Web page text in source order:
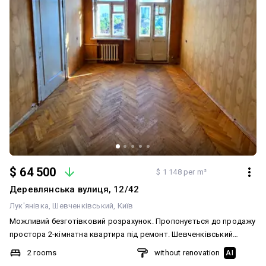
$ 64 500 $ 1 148 per m²
Деревлянська вулиця, 12/42
Лук'янівка Шевченківський Київ
Можливий безготівковий розрахунок. Пропонується до продажу
простора 2-кімнатна квартира під ремонт. Шевченківський
район Києва, вул. Деревлянська (колишня - Якіра), 12/42
Квартира розташована на п’ятому поверсі, семиповерхової
2 rooms
without renovation AI